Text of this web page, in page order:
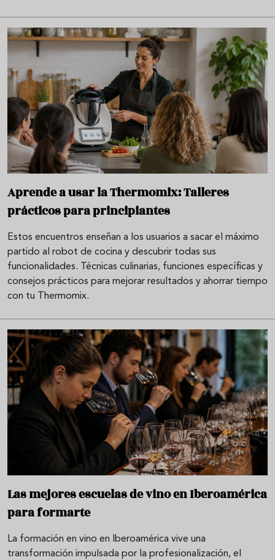
Aprende a usar la Thermomix: Talleres
prácticos para principiantes
Estos encuentros enseñan a los usuarios a sacar el máximo
partido al robot de cocina y descubrir todas sus
funcionalidades. Técnicas culinarias, funciones específicas y
consejos prácticos para mejorar resultados y ahorrar tiempo
con tu Thermomix.
Las mejores escuelas de vino en Iberoamérica
para formarte
La formación en vino en Iberoamérica vive una
transformación impulsada por la profesionalización, el